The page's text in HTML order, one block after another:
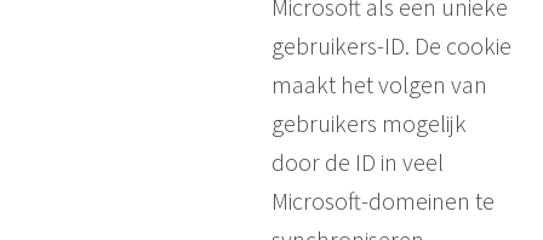
Microsoft als een unieke
gebruikers-ID. De cookie
maakt het volgen van
gebruikers mogelijk
door de ID in veel
Microsoft-domeinen te